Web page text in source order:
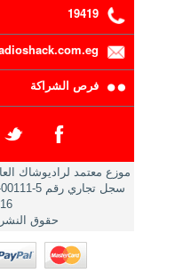
19419
فرص الشراكة
موزع معتمد لراديوشاك
783
حقوق النشر